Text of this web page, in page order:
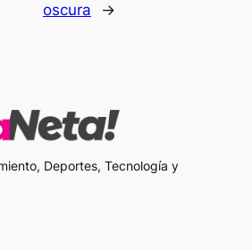
oscura
→
Deportes, Tecnología y